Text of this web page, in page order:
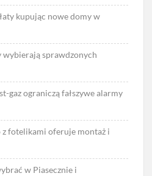
kupując nowe domy w
wybierają sprawdzonych
gaz ograniczą fałszywe alarmy
fotelikami oferuje montaż i
w Piasecznie i